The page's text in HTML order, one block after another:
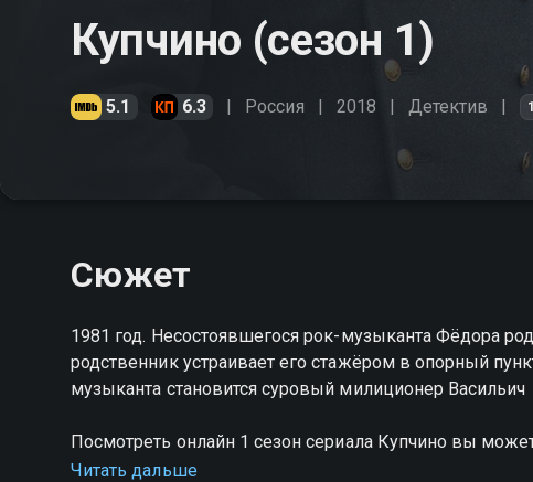
Купчино (сезон 1)
5.1 6.3 Россия 2018 Детектив
Сюжет
1981 год. Несостоявшегося рок-музыканта Фёдора
родственник устраивает его стажёром в опорный
музыканта становится суровый милиционер Васильич
Посмотреть онлайн 1 сезон сериала Купчино вы
на Смотрёшке
Читать дальше